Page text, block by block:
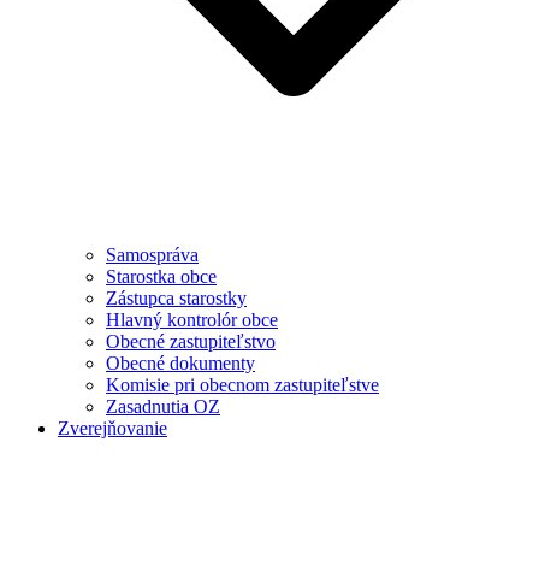
Samospráva
Starostka obce
Zástupca starostky
Hlavný kontrolór obce
Obecné zastupiteľstvo
Obecné dokumenty
Komisie pri obecnom zastupiteľstve
Zasadnutia OZ
Zverejňovanie